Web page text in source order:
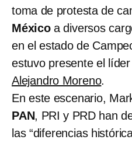
toma de protesta de
Méxicoa diversos
en el estado de
estuvo presente el
Alejandro Moreno.
En este escenario,
PAN, PRI y PRD han
las “diferencias